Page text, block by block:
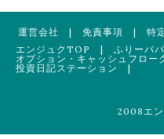
運営会社 | 免責事項 | 特
エンジュクTOP
| ふりーパ
オプション・キャッシュフロー
投資日記ステーション
|
2008エ